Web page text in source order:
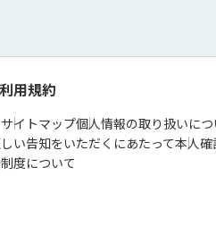
用規約
サイトマップ個人情報の取り扱いにつ
い告知をいただくにあたって本人確
度について